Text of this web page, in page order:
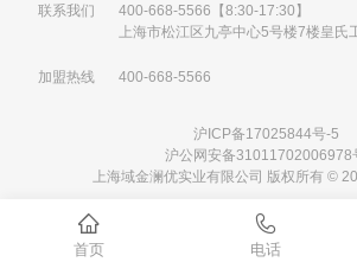
联系我们 400-668-5566 【8:30-17:30】
上海市松江区九亭中心5号楼7楼皇氏
加盟热线 400-668-5566
沪ICP备17025844号-5
沪公网安备31011702006978
上海域金澜优实业有限公司 版权所有 ©
首页 电话